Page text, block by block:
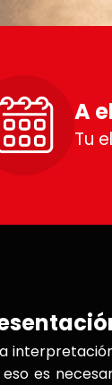
A
Tu
eso es